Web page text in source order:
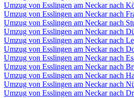
Umzug von Esslingen am Neckar nach
Umzug von Esslingen am Neckar nach
Umzug von Esslingen am Neckar nach
Umzug von Esslingen am Neckar nach
Umzug von Esslingen am Neckar nach
Umzug von Esslingen am Neckar nach
Umzug von Esslingen am Neckar nach
Umzug von Esslingen am Neckar nach
Umzug von Esslingen am Neckar nach
Umzug von Esslingen am Neckar nach
Umzug von Esslingen am Neckar nach